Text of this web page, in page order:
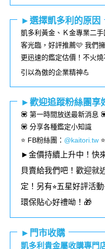
►選擇凱多利的原因
凱多利黃金、Ｋ金專業二
客光臨，好評推薦🩷 我們
更迅速的鑑定估價！不火
引以為傲的企業精神💪
►歡迎追蹤粉絲團享
💟 第一時間放送最新消息
💟 分享各種鑑定小知識
⭐️ FB粉絲團 ： @kaitori.tw
►金價持續上升中！快
貝賣給我們吧！歡迎就
定！ 另有⭐︎五星好評活
環保貼心好禮呦！🎁
►門市收購
凱多利貴金屬收購專門